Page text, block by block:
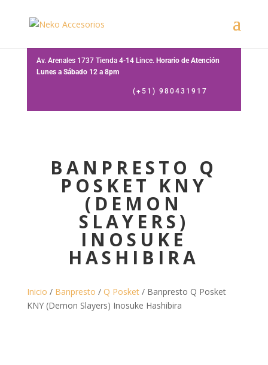
Av. Arenales 1737 Tienda 4-14 Lince. Horario de Atención
Lunes a Sábado 12 a 8pm
(+51) 980431917
BANPRESTO Q
POSKET KNY
(DEMON
SLAYERS)
INOSUKE
HASHIBIRA
Inicio / Banpresto / Q Posket/ Banpresto Q Posket
KNY (Demon Slayers) Inosuke Hashibira